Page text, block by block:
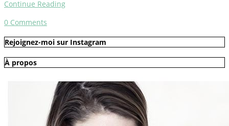
Continue Reading
0 Comments
Rejoignez-moi sur Instagram
À propos